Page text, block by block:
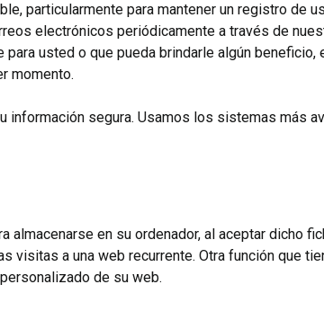
particularmente para mantener un registro de
electrónicos periódicamente a través de
usted o que pueda brindarle algún
momento.
segura. Usamos los sistemas más
en su ordenador, al aceptar dicho
a una web recurrente. Otra función que
de su web.